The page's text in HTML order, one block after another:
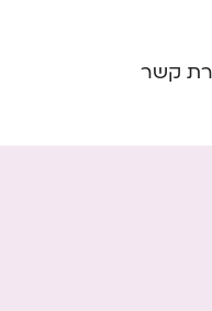
קשר